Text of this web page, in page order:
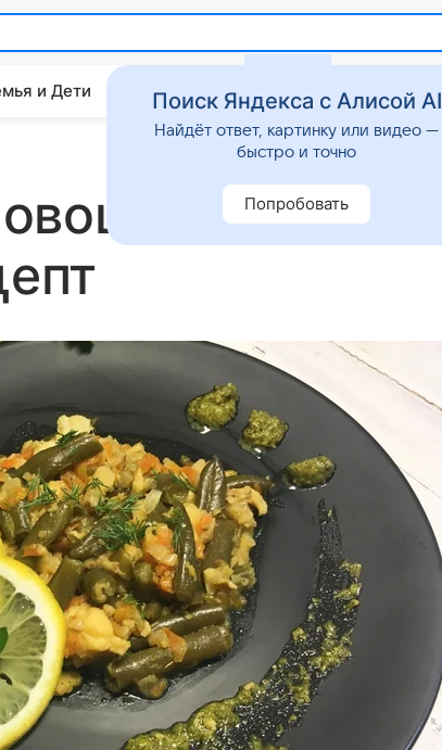
и Дети Дом Гороскопы Стиль жизни
Поиск Яндекса с Алисой AI
Найдёт ответ, картинку или видео —
быстро и точно
Попробовать